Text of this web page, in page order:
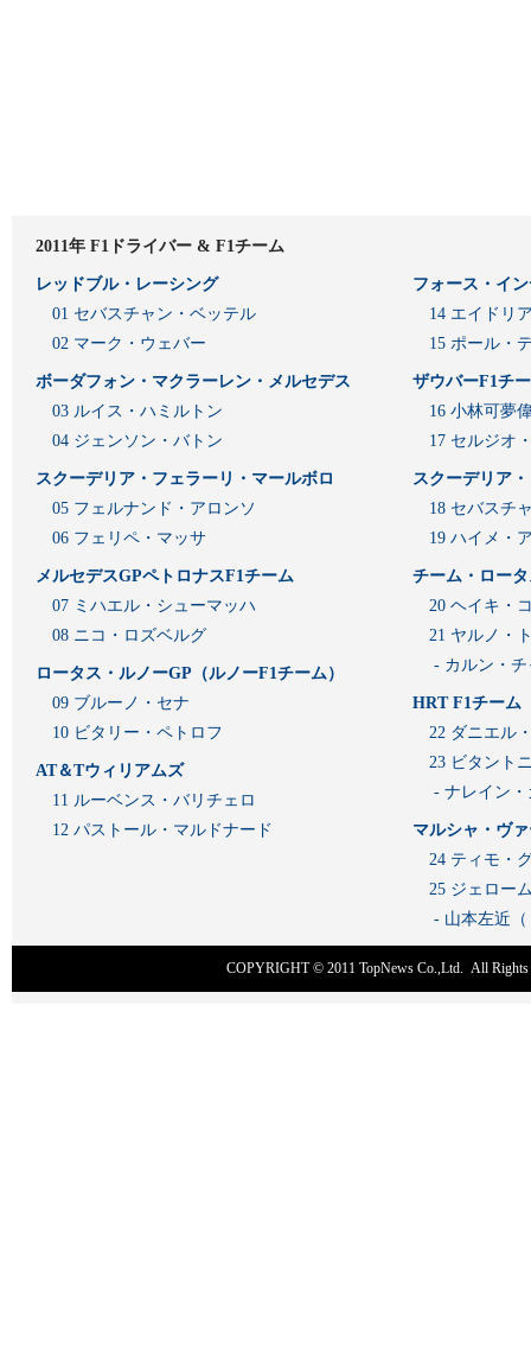
2011年 F1ドライバー & F1チーム
レッドブル・レーシング
01 セバスチャン・ベッテル
02 マーク・ウェバー
ボーダフォン・マクラーレン・メルセデス
03 ルイス・ハミルトン
04 ジェンソン・バトン
スクーデリア・フェラーリ・マールボロ
05 フェルナンド・アロンソ
06 フェリペ・マッサ
メルセデスGPペトロナスF1チーム
07 ミハエル・シューマッハ
08 ニコ・ロズベルグ
ロータス・ルノーGP（ルノーF1チーム）
09 ブルーノ・セナ
10 ビタリー・ペトロフ
AT＆Tウィリアムズ
11 ルーベンス・バリチェロ
12 パストール・マルドナード
フォース・イ
14 エイドリ
15 ポール・
ザウバーF1チ
16 小林可夢
17 セルジオ
スクーデリア
18 セバスチ
19 ハイメ・
チーム・ロー
20 ヘイキ・
21 ヤルノ・
- カルン・
HRT F1チーム
22 ダニエル
23 ビタント
- ナレイン
マルシャ・ヴ
24 ティモ・
25 ジェロー
- 山本左近
COPYRIGHT © 2011 TopNews Co.,Ltd. All